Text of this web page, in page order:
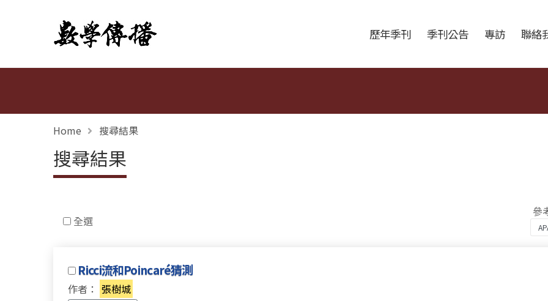
數學傳播 歷年季刊 季刊公告 專訪 聯絡
Home 搜尋結果
搜尋結果
全選
參
Ricci流和Poincaré猜測
作者： 張樹城